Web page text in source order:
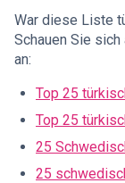
War diese Liste
Schauen Sie
an:
Top 25
Top 25
25
25